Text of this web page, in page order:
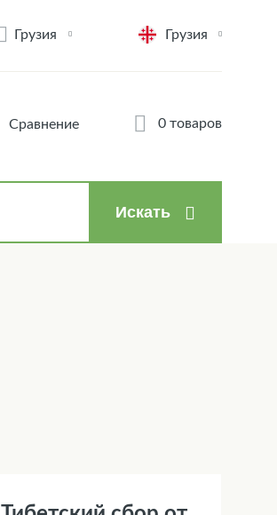
Грузия Грузия
Сравнение 0 товаров
Искать